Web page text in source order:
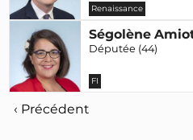
Renaissance
Ségolène
Députée (44)
FI
‹ Précédent